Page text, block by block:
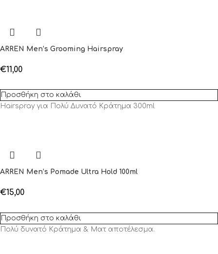
ARREN Men’s Grooming Hairspray
€11,00
Προσθήκη στο καλάθι
Hairspray για Πολύ Δυνατό Κράτημα 300ml
ARREN Men’s Pomade Ultra Hold 100ml
€15,00
Προσθήκη στο καλάθι
Πολύ δυνατό Κράτημα & Ματ αποτέλεσμα.